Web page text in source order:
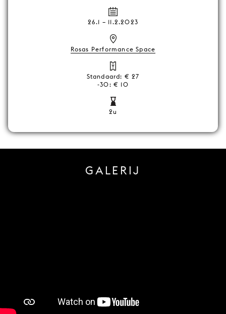
26.1 – 11.2.2023
Rosas Performance Space
Standaard: € 27
-30: € 10
2u
GALERIJ